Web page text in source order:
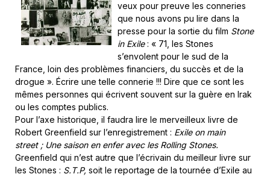
veux pour preuve les conneries
que nous avons pu lire dans la
presse pour la sortie du film Stone
in Exile: « 71, les Stones
s’envolent pour le sud de la
France, loin des problèmes financiers, du succès et de la
drogue ». Écrire une telle connerie !!! Dire que ce sont les
mêmes personnes qui écrivent souvent sur la guère en Irak
ou les comptes publics.
Pour l’axe historique, il faudra lire le merveilleux livre de
Robert Greenfield sur l’enregistrement : Exile on main
street ; Une saison en enfer avec les Rolling Stones.
Greenfield qui n’est autre que l’écrivain du meilleur livre sur
les Stones : S.T.P, soit le reportage de la tournée d’Exile au